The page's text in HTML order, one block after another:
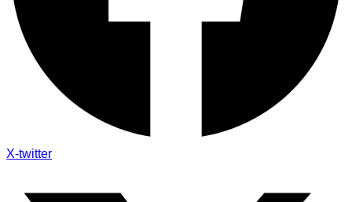
X-twitter